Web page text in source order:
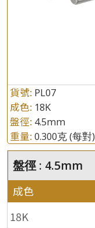
貨號: PL07
成色: 18K
盤徑: 4.5mm
重量: 0.300克(每對)
盤徑 : 4.5mm
成色
18K